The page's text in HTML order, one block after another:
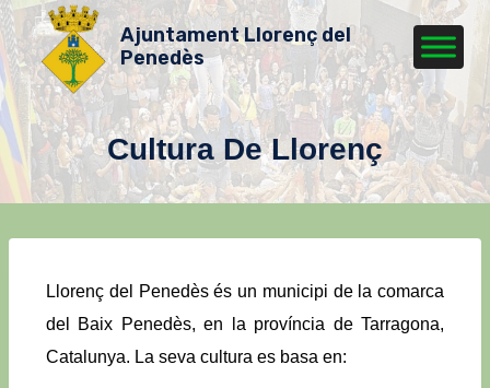
Ajuntament Llorenç del
Penedès
Cultura De Llorenç
Llorenç del Penedès és un municipi de la comarca
del Baix Penedès, en la província de Tarragona,
Catalunya. La seva cultura es basa en: